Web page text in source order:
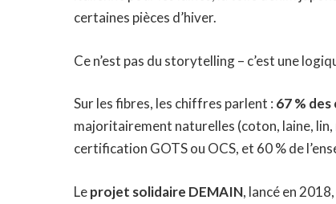
certaines pièces d’hiver.
Ce n’est pas du storytelling – c’est une
Sur les fibres, les chiffres parlent : 67 %
majoritairement naturelles (coton, laine,
certification GOTS ou OCS, et 60 % de
Leprojet solidaire DEMAIN, lancé en